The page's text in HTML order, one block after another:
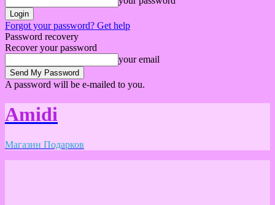
Forgot your password? Get help
Password recovery
Recover your password
your email
A password will be e-mailed to you.
Amidi
Магазин Подарков